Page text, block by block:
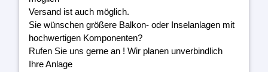
Versand ist auch möglich.
Sie wünschen größere Balkon- oder Inselanlagen mit
hochwertigen Komponenten?
Rufen Sie uns gerne an ! Wir planen unverbindlich
Ihre Anlage